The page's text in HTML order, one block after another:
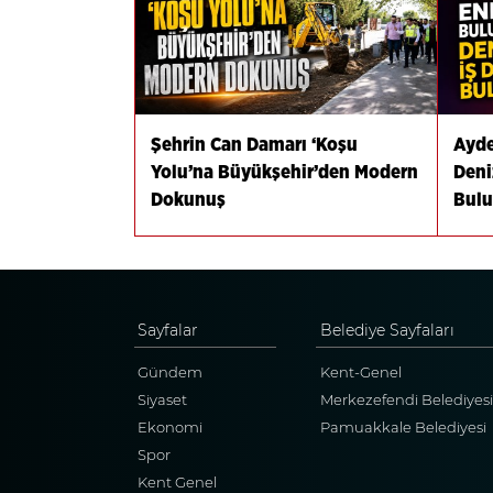
Şehrin Can Damarı ‘Koşu
Yolu’na Büyükşehir’den Modern
Dokunuş
Sayfalar
Gündem
Siyaset
Ekonomi
Spor
Kent Genel
Belediye Sayfaları
Kent-Genel
Merkezefendi Belediyesi
Pamuakkale Belediyesi